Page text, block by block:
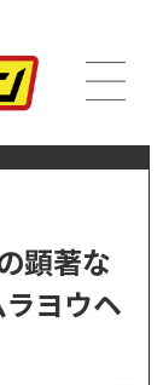
顕著な
ヨウヘ